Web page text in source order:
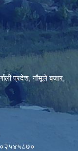
प्रदेश, नौमूले बजार,